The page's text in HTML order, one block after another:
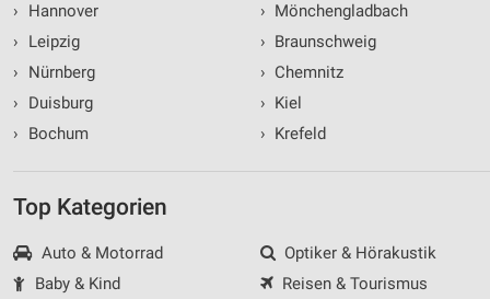
›
Hannover
›
Leipzig
›
Nürnberg
›
Duisburg
›
Bochum
› Mönchengladbach
› Braunschweig
› Chemnitz
› Kiel
› Krefeld
Top Kategorien
Auto & Motorrad
Baby & Kind
Optiker & Hörakustik
Reisen & Tourismus